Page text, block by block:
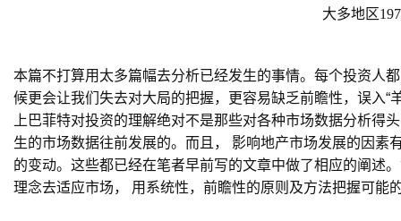
大多地区
本篇不打算用太多篇幅去分析已经发生的事情。每个投资人
候更会让我们失去对大局的把握，更容易缺乏前瞻性，误入
上巴菲特对投资的理解绝对不是那些对各种市场数据分析
生的市场数据往前发展的。而且， 影响地产市场发展的因
的变动。这些都已经在笔者早前写的文章中做了相应的阐述
理念去适应市场， 用系统性，前瞻性的原则及方法把握可能